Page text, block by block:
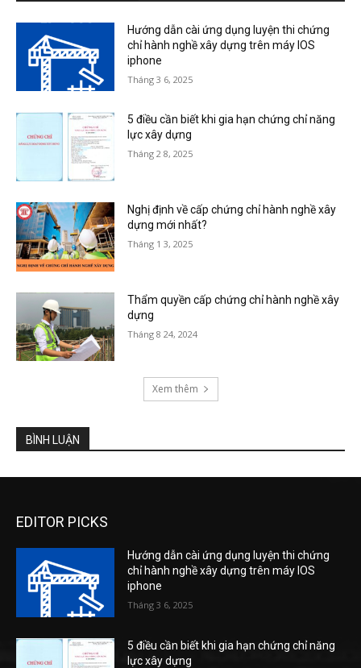
Hướng dẫn cài ứng dụng luyện thi chứng
chỉ hành nghề xây dựng trên máy IOS
iphone
Tháng 3 6, 2025
5 điều cần biết khi gia hạn chứng chỉ năng
lực xây dựng
Tháng 2 8, 2025
Nghị định về cấp chứng chỉ hành nghề xây
dựng mới nhất?
Tháng 1 3, 2025
Thẩm quyền cấp chứng chỉ hành nghề xây
dựng
Tháng 8 24, 2024
Xem thêm
BÌNH LUẬN
EDITOR PICKS
Hướng dẫn cài ứng dụng luyện thi chứng
chỉ hành nghề xây dựng trên máy IOS
iphone
Tháng 3 6, 2025
5 điều cần biết khi gia hạn chứng chỉ năng
lực xây dựng